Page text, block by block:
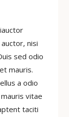
nisi
sed odio
mauris.
a odio
vitae
taciti